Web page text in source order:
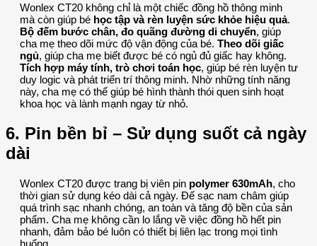
Wonlex CT20 không chỉ là một chiếc đồng hồ thông minh
mà còn giúp bé học tập và rèn luyện sức khỏe hiệu quả.
Bộ đếm bước chân, đo quãng đường di chuyển, giúp
cha mẹ theo dõi mức độ vận động của bé. Theo dõi giấc
ngủ, giúp cha mẹ biết được bé có ngủ đủ giấc hay không.
Tích hợp máy tính, trò chơi toán học, giúp bé rèn luyện tư
duy logic và phát triển trí thông minh. Nhờ những tính năng
này, cha mẹ có thể giúp bé hình thành thói quen sinh hoạt
khoa học và lành mạnh ngay từ nhỏ.
6. Pin bền bỉ – Sử dụng suốt cả ngày
dài
Wonlex CT20 được trang bị viên pin polymer 630mAh, cho
thời gian sử dụng kéo dài cả ngày. Đế sạc nam châm giúp
quá trình sạc nhanh chóng, an toàn và tăng độ bền của sản
phẩm. Cha mẹ không cần lo lắng về việc đồng hồ hết pin
nhanh, đảm bảo bé luôn có thiết bị liên lạc trong mọi tình
huống.